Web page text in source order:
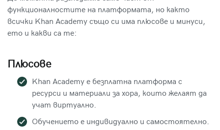
функционалностите на платформата, но както
всички Khan Academy също си има плюсове и минуси,
ето и какви са те:
Плюсове
Khan Academy е безплатна платформа с
ресурси и материали за хора, които желаят да
учат виртуално.
Обучението е индивидуално и самостоятелно.